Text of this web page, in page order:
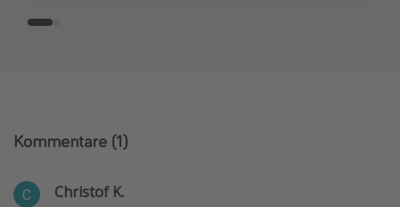
Kommentare (1)
Christof K.